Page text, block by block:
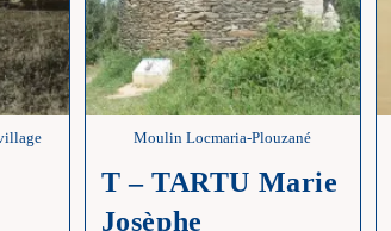
Moulin Locmaria-Plouzané
T – TARTU Marie
Josèphe